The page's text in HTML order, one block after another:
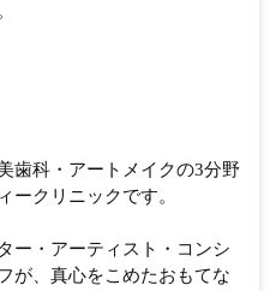
歯科・アートメイクの3分野
ークリニックです。
ー・アーティスト・コンシ
が、真心をこめたおもてな